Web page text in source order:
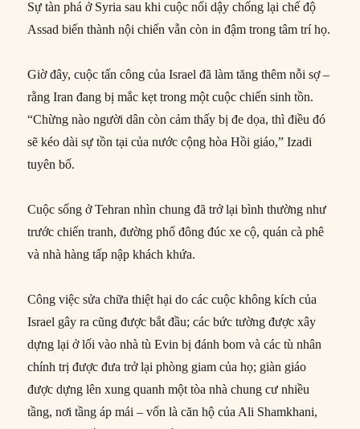
Sự tàn phá ở Syria sau khi cuộc nổi dậy chống lại chế độ
Assad biến thành nội chiến vẫn còn in đậm trong tâm trí họ.
Giờ đây, cuộc tấn công của Israel đã làm tăng thêm nỗi sợ –
rằng Iran đang bị mắc kẹt trong một cuộc chiến sinh tồn.
“Chừng nào người dân còn cảm thấy bị đe dọa, thì điều đó
sẽ kéo dài sự tồn tại của nước cộng hòa Hồi giáo,” Izadi
tuyên bố.
Cuộc sống ở Tehran nhìn chung đã trở lại bình thường như
trước chiến tranh, đường phố đông đúc xe cộ, quán cà phê
và nhà hàng tấp nập khách khứa.
Công việc sửa chữa thiệt hại do các cuộc không kích của
Israel gây ra cũng được bắt đầu; các bức tường được xây
dựng lại ở lối vào nhà tù Evin bị đánh bom và các tù nhân
chính trị được đưa trở lại phòng giam của họ; giàn giáo
được dựng lên xung quanh một tòa nhà chung cư nhiều
tầng, nơi tầng áp mái – vốn là căn hộ của Ali Shamkhani,